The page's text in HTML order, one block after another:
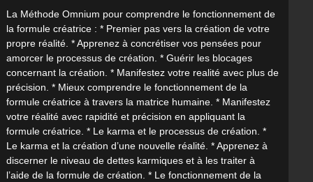
La Méthode Omnium pour comprendre le fonctionnement de
la formule créatrice : * Premier pas vers la création de votre
propre réalité. * Apprenez à concrétiser vos pensées pour
amorcer le processus de création. * Guérir les blocages
concernant la création. * Manifestez votre realité avec plus de
précision. * Mieux comprendre le fonctionnement de la
formule créatrice à travers la matrice humaine. * Manifestez
votre réalité avec rapidité et précision en appliquant la
formule créatrice. * Le karma et le processus de création. *
Le karma et la création d’une nouvelle réalité. * Apprenez à
discerner le niveau de dettes karmiques et à les traiter à
l’aide de la formule de création. * Le fonctionnement de la